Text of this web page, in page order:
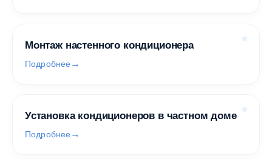
Монтаж настенного кондиционера
Подробнее
Установка кондиционеров в частном доме
Подробнее